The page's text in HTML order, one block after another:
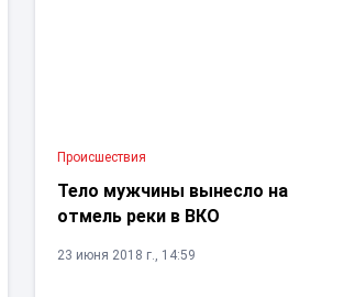
Проиcшествия
Тело мужчины вынесло на
отмель реки в ВКО
23 июня 2018 г., 14:59